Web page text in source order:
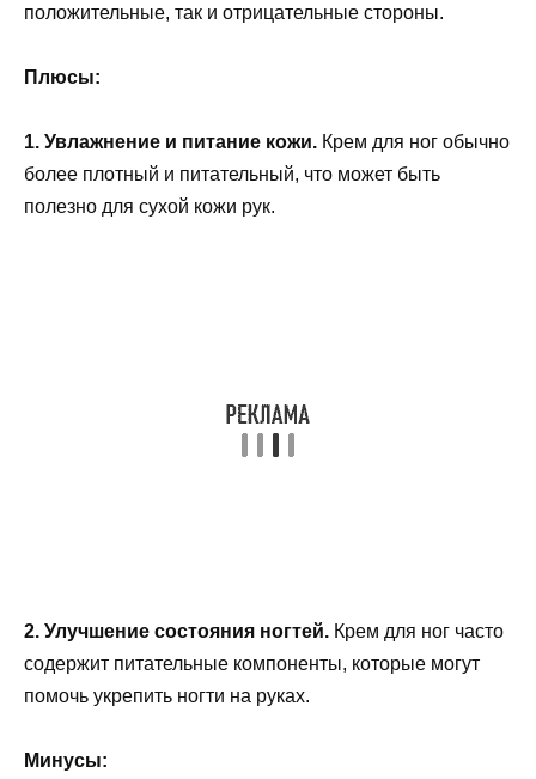
положительные, так и отрицательные стороны.
Плюсы:
1. Увлажнение и питание кожи. Крем для ног обычно
более плотный и питательный, что может быть
полезно для сухой кожи рук.
2. Улучшение состояния ногтей. Крем для ног часто
содержит питательные компоненты, которые могут
помочь укрепить ногти на руках.
Минусы: